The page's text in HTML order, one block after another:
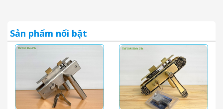
Sản phẩm nổi bật